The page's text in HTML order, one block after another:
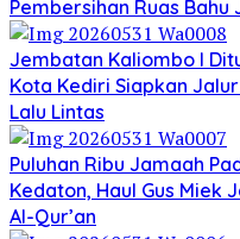
Pembersihan Ruas Bahu
Jembatan Kaliombo I
Kota Kediri Siapkan
Lalu Lintas
Puluhan Ribu Jamaah
Kedaton, Haul Gus Miek
Al-Qur’an